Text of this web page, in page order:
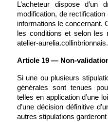
L’acheteur dispose d’un
modification, de rectification
informations le concernant.
les conditions et selon les
atelier-
Article 19 — Non-
Si une ou plusieurs
générales sont tenues
telles en application d’une
d’une décision définitive
autres stipulations